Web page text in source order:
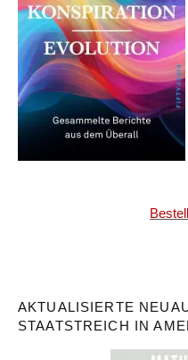
AKTUALISIERTE
STAATSTREICH IN